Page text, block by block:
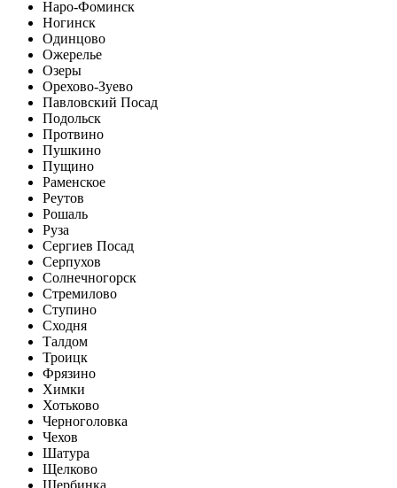
Наро-Фоминск
Ногинск
Одинцово
Ожерелье
Озеры
Орехово-Зуево
Павловский Посад
Подольск
Протвино
Пушкино
Пущино
Раменское
Реутов
Рошаль
Руза
Сергиев Посад
Серпухов
Солнечногорск
Стремилово
Ступино
Сходня
Талдом
Троицк
Фрязино
Химки
Хотьково
Черноголовка
Чехов
Шатура
Щелково